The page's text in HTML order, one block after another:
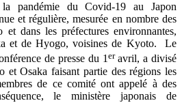
pandémie du Covid-19 au Japon
et régulière, mesurée en nombre des
dans les préfectures environnantes,
et de Hyogo, voisines de Kyoto. Le
de presse du 1eravril, a divisé
et Osaka faisant partie des régions les
de ce comité ont appelé à des
le ministère japonais de